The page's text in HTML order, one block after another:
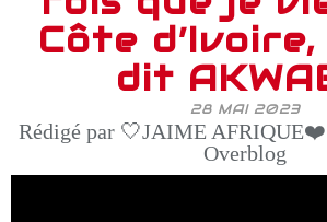
Côte
dit
28 MAI 2023
Rédigé par 🤍JAIME AFRIQUE❤️
Overblog